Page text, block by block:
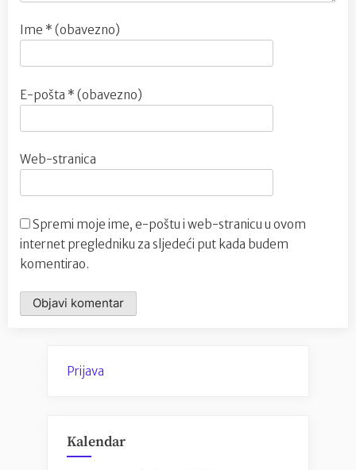
Ime * (obavezno)
E-pošta * (obavezno)
Web-stranica
Spremi moje ime, e-poštu i web-stranicu u ovom
internet pregledniku za sljedeći put kada budem
komentirao.
Prijava
Kalendar